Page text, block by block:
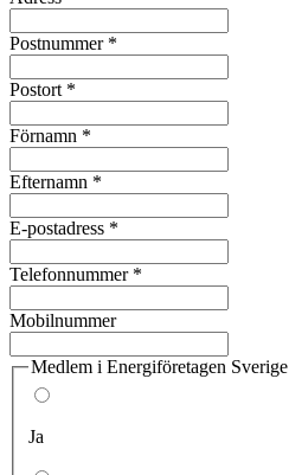
Postnummer *
Postort *
Förnamn *
Efternamn *
E-postadress *
Telefonnummer *
Mobilnummer
Medlem i Energiföretagen Sverige
Ja